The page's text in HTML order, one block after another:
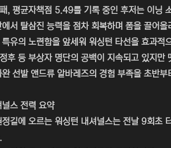
, 평균자책점 5.49를 기록 중인 후저는 이닝
서 탈삼진 능력을 점차 회복하며 폼을 끌어
유의 노련함을 앞세워 워싱턴 타선을 효과
후 등 부상자 명단의 공백이 지속되고 있지만
선발 앤드류 알바레즈의 경험 부족을 초반
널스 전력 요약
길에 오르는 워싱턴 내셔널스는 전날 9회초